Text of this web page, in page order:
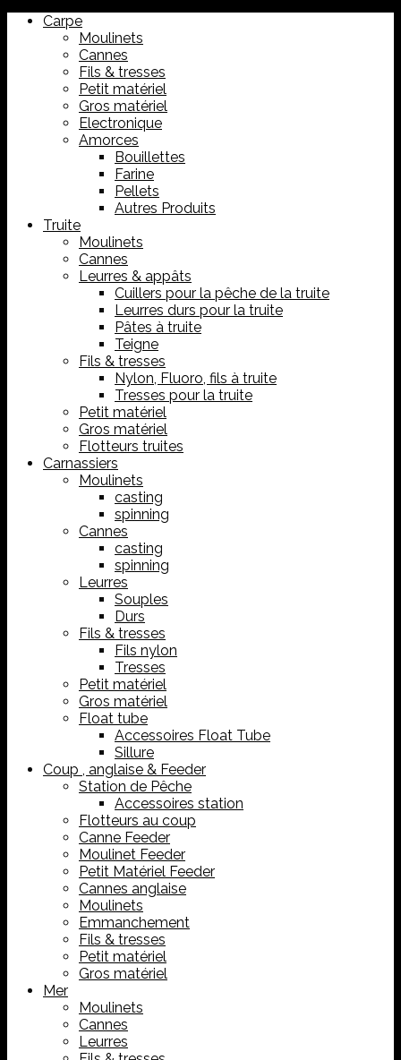
Carpe
Moulinets
Cannes
Fils & tresses
Petit matériel
Gros matériel
Electronique
Amorces
Bouillettes
Farine
Pellets
Autres Produits
Truite
Moulinets
Cannes
Leurres & appâts
Cuillers pour la pêche de la truite
Leurres durs pour la truite
Pâtes à truite
Teigne
Fils & tresses
Nylon, Fluoro, fils à truite
Tresses pour la truite
Petit matériel
Gros matériel
Flotteurs truites
Carnassiers
Moulinets
casting
spinning
Cannes
casting
spinning
Leurres
Souples
Durs
Fils & tresses
Fils nylon
Tresses
Petit matériel
Gros matériel
Float tube
Accessoires Float Tube
Sillure
Coup , anglaise & Feeder
Station de Pêche
Accessoires station
Flotteurs au coup
Canne Feeder
Moulinet Feeder
Petit Matériel Feeder
Cannes anglaise
Moulinets
Emmanchement
Fils & tresses
Petit matériel
Gros matériel
Mer
Moulinets
Cannes
Leurres